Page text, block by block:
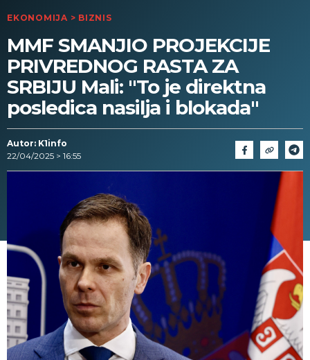
EKONOMIJA > BIZNIS
MMF SMANJIO PROJEKCIJE
PRIVREDNOG RASTA ZA
SRBIJU Mali: "To je direktna
posledica nasilja i blokada"
Autor: K1info
22/04/2025 > 16:55